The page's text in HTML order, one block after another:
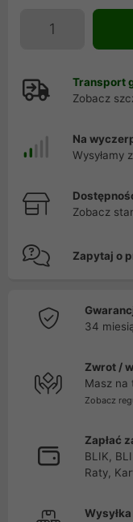
Transport
Zobacz
Na
Wysyłamy
Zobacz
Zapytaj o
34
Zwrot /
Masz na
Zobacz
Zapłać
BLIK,
Raty,